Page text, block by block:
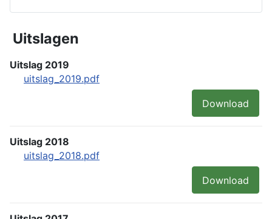
Uitslagen
Uitslag 2019
uitslag_2019.pdf
Download
Uitslag 2018
uitslag_2018.pdf
Download